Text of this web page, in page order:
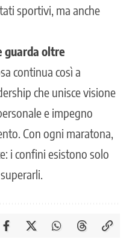
sportivi, ma anche
guarda oltre
continua così a
che unisce visione
e impegno
Con ogni maratona,
i confini esistono solo